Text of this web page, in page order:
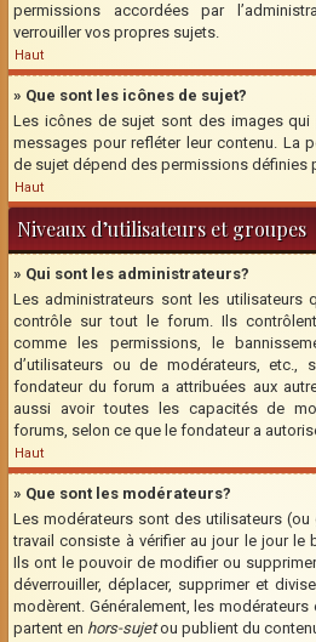
permissions accordées par
verrouiller vos propres sujets.
Haut
» Que sont les icônes de sujet?
Les icônes de sujet sont des images
messages pour refléter leur contenu. La
de sujet dépend des permissions définies
Haut
Niveaux d’utilisateurs et groupes
» Qui sont les administrateurs?
Les administrateurs sont les utilisateurs
contrôle sur tout le forum. Ils
comme les permissions, le
d’utilisateurs ou de modérateurs, etc.,
fondateur du forum a attribuées aux
aussi avoir toutes les capacités de
forums, selon ce que le fondateur a
Haut
» Que sont les modérateurs?
Les modérateurs sont des utilisateurs
travail consiste à vérifier au jour le jour
Ils ont le pouvoir de modifier ou
déverrouiller, déplacer, supprimer et
modèrent. Généralement, les
partent en hors-sujetou publient du